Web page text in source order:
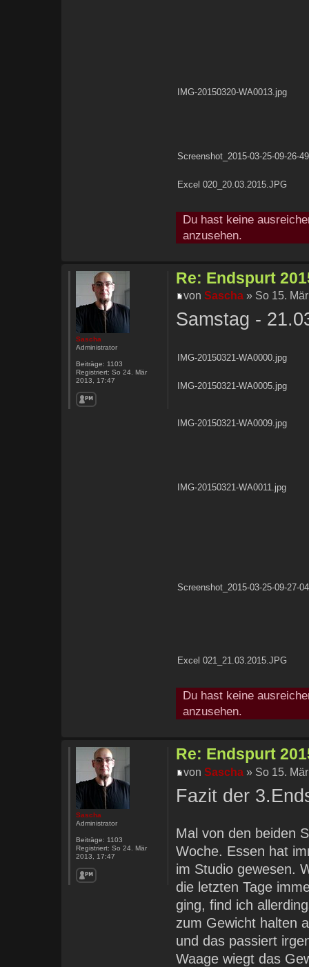
IMG-20150320-WA0013.jpg
Screenshot_2015-03-25-09-26-
Excel 020_20.03.2015.JPG
Du hast keine
anzusehen.
Re: Endspurt
vonSascha » So 15.
Samstag -
IMG-20150321-WA0000.jpg
IMG-20150321-WA0005.jpg
IMG-20150321-WA0009.jpg
IMG-20150321-WA0011.jpg
Screenshot_2015-03-25-09-27-
Excel 021_21.03.2015.JPG
Du hast keine
anzusehen.
Sascha
Administrator
Beiträge: 1103
Registriert: So 24. Mär
2013, 17:47
Re: Endspurt
vonSascha » So 15.
Fazit der
Mal von den beiden
Woche. Essen hat
im Studio gewesen.
die letzten Tage
ging, find ich
zum Gewicht halten
und das passiert
Waage wiegt das
Sascha
Administrator
Beiträge: 1103
Registriert: So 24. Mär
2013, 17:47